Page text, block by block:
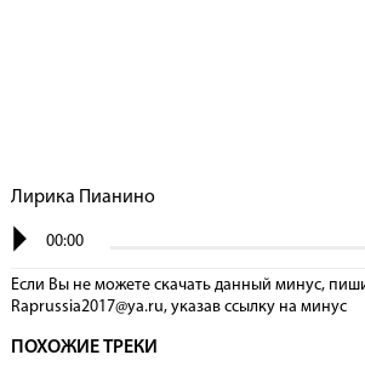
Лирика Пианино
00:00
Если Вы не можете скачать данный минус,
Raprussia2017@ya.ru, указав сcылку на минус
ПОХОЖИЕ ТРЕКИ